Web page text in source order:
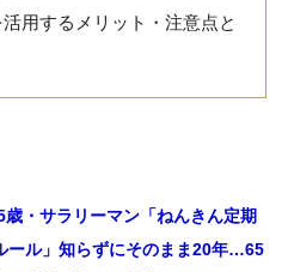
用するメリット・注意点と
・サラリーマン「ねんきん定期
ール」知らずにそのまま20年…65